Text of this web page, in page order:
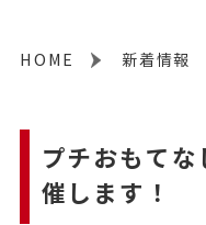
HOME 新着情報
プチおもてな
催します！